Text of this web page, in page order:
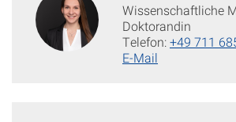
Wissenschaftliche
Doktorandin
Telefon:+49 711
E-Mail